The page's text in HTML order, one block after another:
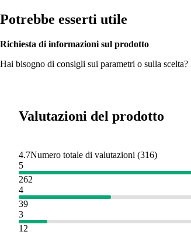
Potrebbe esserti utile
Richiesta di informazioni sul prodotto
Hai bisogno di consigli sui parametri o sulla scelta?
Valutazioni del prodotto
4.7Numero totale di valutazioni (316)
5
262
4
39
3
12